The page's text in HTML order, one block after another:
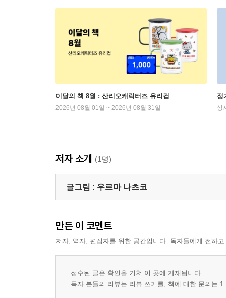
이달의 책 8월 : 산리오캐릭터즈 유리컵
2026년 08월 01일 ~ 2026년 08월 31일
정
상
저자 소개 (1명)
글그림 : 우르마 나츠코
만든 이 코멘트
저자, 역자, 편집자를 위한 공간입니다. 독자들에게 전하
접수된 글은 확인을 거쳐 이 곳에 게재됩니다.
독자 분들의 리뷰는 리뷰 쓰기를, 책에 대한 문의는